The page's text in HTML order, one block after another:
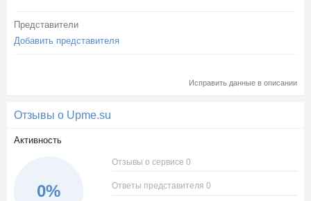
Представители
Добавить представителя
Исправить данные в описании
Отзывы о Upme.su
Активность
0%
Отзывы о сервисе 0
Ответы представителя 0